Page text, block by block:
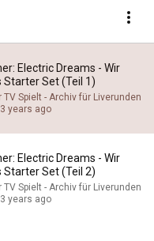
Electric Dreams - Wir
Starter Set (Teil 1)
TV Spielt - Archiv für Liverunden
years ago
Electric Dreams - Wir
Starter Set (Teil 2)
TV Spielt - Archiv für Liverunden
years ago